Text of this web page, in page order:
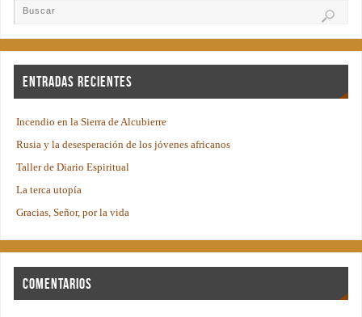
Entradas recientes
Incendio en la Sierra de Alcubierre
Rusia y la desesperación de los jóvenes africanos
Taller de Diario Espiritual
La terca utopía
Gracias, Señor, por la vida
Comentarios